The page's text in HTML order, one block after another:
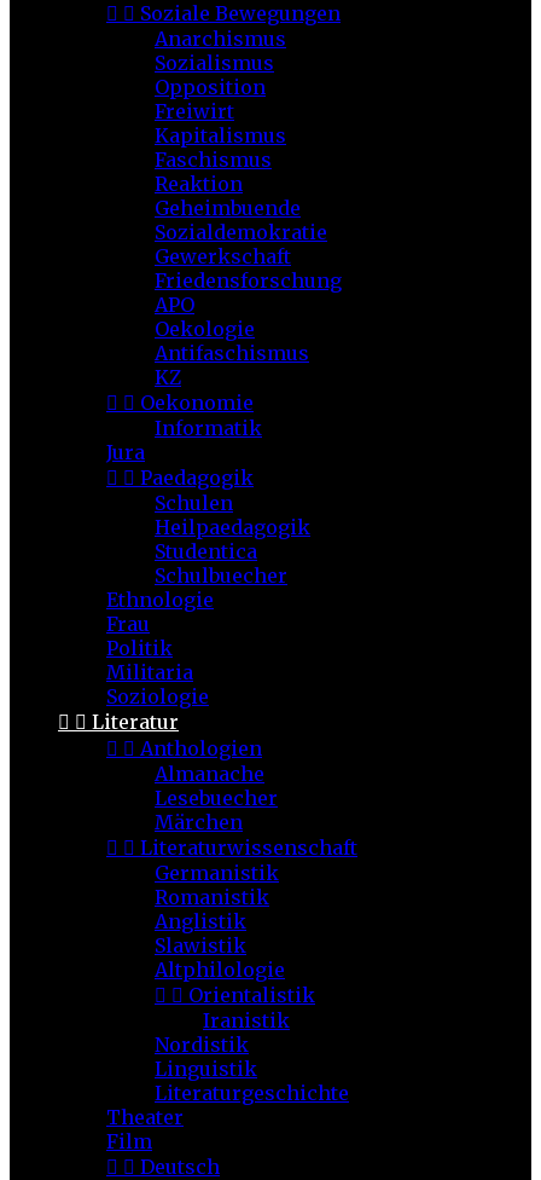
  Soziale Bewegungen
Anarchismus
Sozialismus
Opposition
Freiwirt
Kapitalismus
Faschismus
Reaktion
Geheimbuende
Sozialdemokratie
Gewerkschaft
Friedensforschung
APO
Oekologie
Antifaschismus
KZ
  Oekonomie
Informatik
Jura
  Paedagogik
Schulen
Heilpaedagogik
Studentica
Schulbuecher
Ethnologie
Frau
Politik
Militaria
Soziologie
  Literatur
  Anthologien
Almanache
Lesebuecher
Märchen
  Literaturwissenschaft
Germanistik
Romanistik
Anglistik
Slawistik
Altphilologie
  Orientalistik
Iranistik
Nordistik
Linguistik
Literaturgeschichte
Theater
Film
  Deutsch